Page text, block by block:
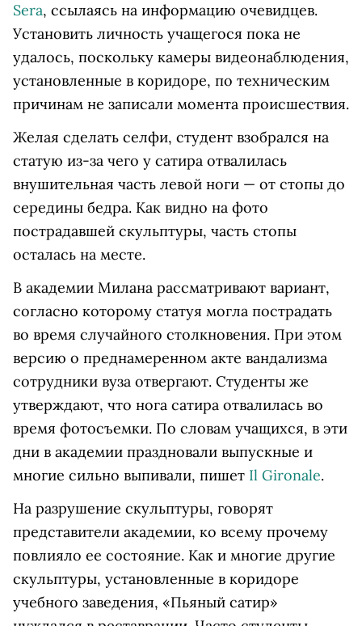
Sera, ссылаясь на информацию очевидцев.
Установить личность учащегося пока не
удалось, поскольку камеры видеонаблюдения,
установленные в коридоре, по техническим
причинам не записали момента происшествия.
Желая сделать селфи, студент взобрался на
статую из-за чего у сатира отвалилась
внушительная часть левой ноги — от стопы до
середины бедра. Как видно на фото
пострадавшей скульптуры, часть стопы
осталась на месте.
В академии Милана рассматривают вариант,
согласно которому статуя могла пострадать
во время случайного столкновения. При этом
версию о преднамеренном акте вандализма
сотрудники вуза отвергают. Студенты же
утверждают, что нога сатира отвалилась во
время фотосъемки. По словам учащихся, в эти
дни в академии праздновали выпускные и
многие сильно выпивали, пишет Il Gironale.
На разрушение скульптуры, говорят
представители академии, ко всему прочему
повлияло ее состояние. Как и многие другие
скульптуры, установленные в коридоре
учебного заведения, «Пьяный сатир»